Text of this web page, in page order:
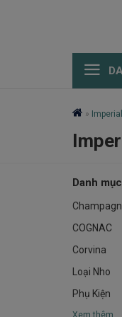
»
Danh mục
COGNAC
Corvina
Loại Nho
Phụ Kiện
Xem thêm